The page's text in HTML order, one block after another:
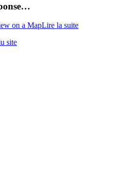
on a MapLire la suite
site